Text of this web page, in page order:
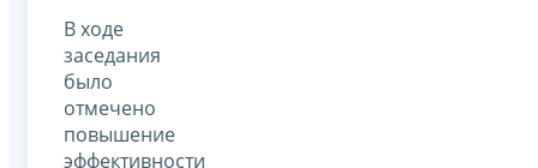
В ходе
заседания
было
отмечено
повышение
эффективности